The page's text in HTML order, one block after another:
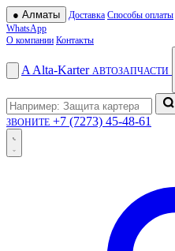
● Алматы Доставка Способы оплаты
WhatsApp
О компании Контакты
A Alta-Karter АВТОЗАПЧАСТИ
ЗВОНИТЕ +7 (7273) 45-48-61